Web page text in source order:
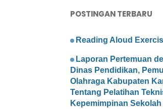
POSTINGAN TERBARU
Reading Aloud
Laporan Pertemuan
Dinas Pendidikan,
Olahraga Kabupaten
Tentang Pelatihan
Kepemimpinan